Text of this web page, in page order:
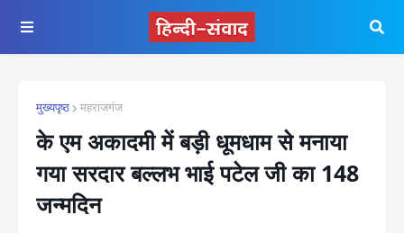
मुख्यपृष्ठ महराजगंज
के एम अकादमी में बड़ी धूमधाम से मनाया
गया सरदार बल्लभ भाई पटेल जी का 148
जन्मदिन